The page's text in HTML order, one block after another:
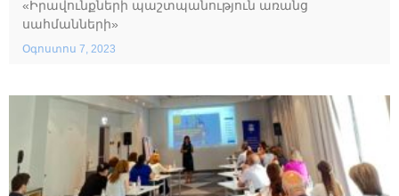
Օգոստոս 7, 2023
«Իրավունքների պաշտպանություն առանց
սահմանների»